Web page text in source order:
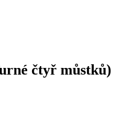
čtyř můstků)